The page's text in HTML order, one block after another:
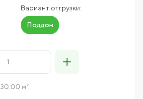
Вариант отгрузки:
Поддон
30.00 м²